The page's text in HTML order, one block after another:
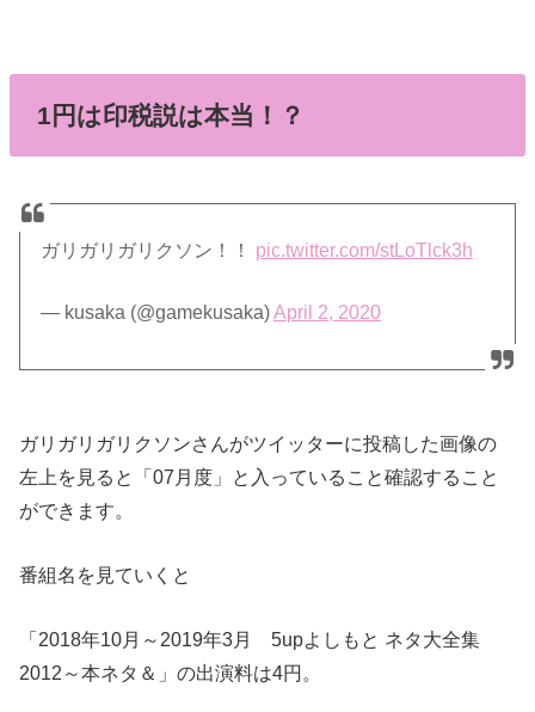
1円は印税説は本当！？
ガリガリガリクソン！！ pic.twitter.com/stLoTlck3h
— kusaka (@gamekusaka)April 2, 2020
ガリガリガリクソンさんがツイッターに投稿した画像の
左上を見ると「07月度」と入っていること確認すること
ができます。
番組名を見ていくと
「2018年10月～2019年3月 5upよしもと ネタ大全集
2012～本ネタ＆」の出演料は4円。